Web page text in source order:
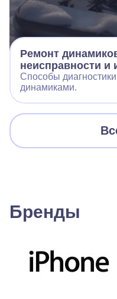
Ремонт
неисправности и
Способы
динамиками.
Бренды